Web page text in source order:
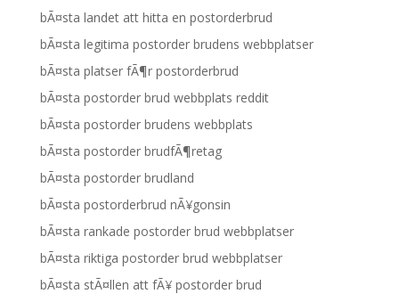
bÃ¤sta landet att hitta en postorderbrud
bÃ¤sta legitima postorder brudens webbplatser
bÃ¤sta platser fÃ¶r postorderbrud
bÃ¤sta postorder brud webbplats reddit
bÃ¤sta postorder brudens webbplats
bÃ¤sta postorder brudfÃ¶retag
bÃ¤sta postorder brudland
bÃ¤sta postorderbrud nÃ¥gonsin
bÃ¤sta rankade postorder brud webbplatser
bÃ¤sta riktiga postorder brud webbplatser
bÃ¤sta stÃ¤llen att fÃ¥ postorder brud